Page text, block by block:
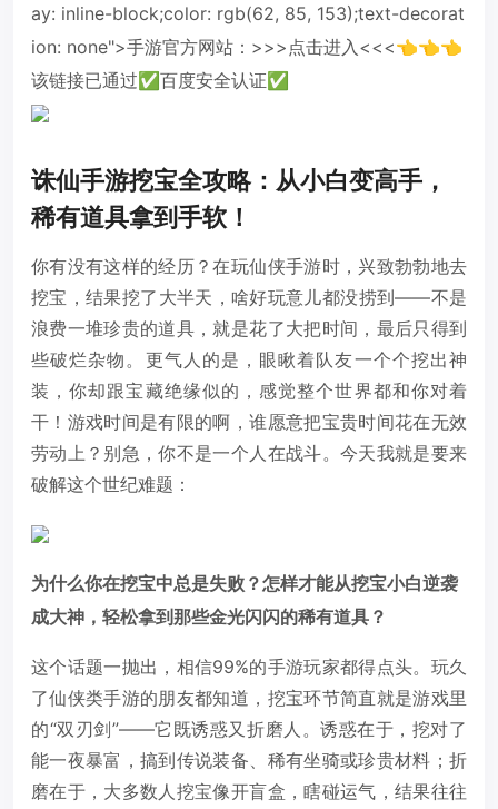
ay: inline-block;color: rgb(62, 85, 153);text-decorat
ion: none">手游官方网站：>>>点击进入<<<👈👈👈
该链接已通过✅百度安全认证✅
诛仙手游挖宝全攻略：从小白变高手，
稀有道具拿到手软！
你有没有这样的经历？在玩仙侠手游时，兴致勃勃地去
挖宝，结果挖了大半天，啥好玩意儿都没捞到——不是
浪费一堆珍贵的道具，就是花了大把时间，最后只得到
些破烂杂物。更气人的是，眼瞅着队友一个个挖出神
装，你却跟宝藏绝缘似的，感觉整个世界都和你对着
干！游戏时间是有限的啊，谁愿意把宝贵时间花在无效
劳动上？别急，你不是一个人在战斗。今天我就是要来
破解这个世纪难题：
为什么你在挖宝中总是失败？怎样才能从挖宝小白逆袭
成大神，轻松拿到那些金光闪闪的稀有道具？
这个话题一抛出，相信99%的手游玩家都得点头。玩久
了仙侠类手游的朋友都知道，挖宝环节简直就是游戏里
的“双刃剑”——它既诱惑又折磨人。诱惑在于，挖对了
能一夜暴富，搞到传说装备、稀有坐骑或珍贵材料；折
磨在于，大多数人挖宝像开盲盒，瞎碰运气，结果往往